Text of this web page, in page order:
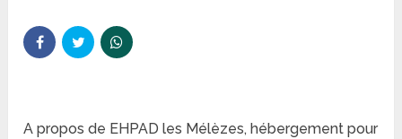
A propos de EHPAD les Mélèzes, hébergement pour